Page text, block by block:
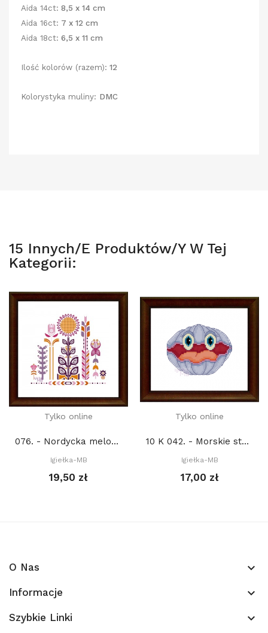
Aida 14ct: 8,5 x 14 cm
Aida 16ct: 7 x 12 cm
Aida 18ct: 6,5 x 11 cm
Ilość kolorów (razem): 12
Kolorystyka muliny: DMC
15 Innych/e Produktów/y W Tej
Kategorii:
Tylko online
076. - Nordycka melodia. Rozkwit (PDF)
Igiełka-MB
19,50 zł
Tylko online
10 K 042. - Morskie stworzenia. Małż (PDF)
Igiełka-MB
17,00 zł
O Nas keyboard_arrow_down
Informacje keyboard_arrow_down
Szybkie Linki keyboard_arrow_down